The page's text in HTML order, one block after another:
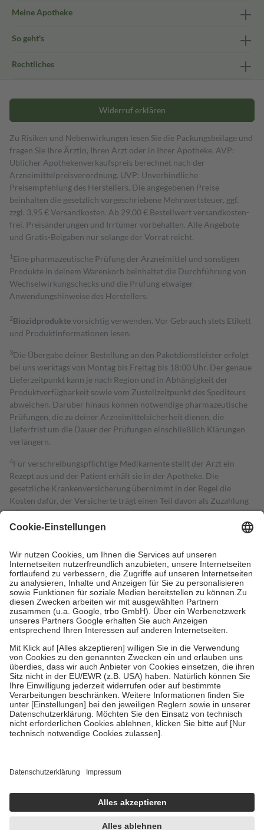
Meine Apotheke
So geht's
Rechtliches
Widerruf erklären
Zu Risiken und Nebenwirkungen lesen Sie die Packungsbeilage und
fragen Sie Ihre Ärztin, Ihren Arzt oder in Ihrer Apotheke. AVP:
Üblicher Apothekenverkaufspreis berechnet nach der
Arzneimittelpreisverordnung. UVP: Unverbindliche
Preisempfehlung des Herstellers. Die angegebenen Preise
beinhalten die gesetzlich vorgeschriebene Mehrwertsteuer, ggf.
zzgl. 3,95 € Versandkosten. Ab 29,00 € Bestell­wert versand­kosten­
frei. Preisänderungen und Irrtümer vorbehalten. Alle Angebote
und Gratis-Beigaben nur solange der Vorrat reicht.
1 Eine pharmazeutische Prüfung der Arzneimittel und sonstigen
Produkte in deinem Warenkorb beinhaltet die Durchführung von
Wechselwirkungschecks und die Prüfung etwaiger
Anwendungshinweise des Herstellers.
2Biozidproduktevorsichtig verwenden. Vor Gebrauch stets Etikett
und Produktinformationen lesen.
3Die Übergabe deiner Bestellung an den Paketdienstleister erfolgt
bei uns werktags von Montag bis Freitag bis 18:00 Uhr. Der genaue
Lieferzeitpunkt kann je nach Region und in Abhängigkeit der
Produktverfügbarkeit sowie vom Zustellzeitpunkt des Spediteurs
abweichen. Darüber hinaus können notwendige pharmazeutische
Prüfungen, die zu deiner Arzneimittelsicherheit dienen, die
Lieferfrist um die Dauer der Prüfungen einschließlich Klärungen
verlängern.
4Für verschreibungspflichtige Medikamente stellt der Arzt ein
Rezept aus und der Patient erhält sie in der Apotheke. Die
gesetzliche Krankenversicherung übernimmt in der Regel die
Kosten dafür, der Versicherte trägt einen Teil davon als Zuzahlung
mit.
Grundsätzlich leisten Mitglieder Zuzahlungen in Höhe von zehn
höchstens zehn Euro.
Es sind jedoch nie mehr als die tatsächlichen
Kosten der Leistung zu entrichten.
Diese Regeln gelten grundsätzlich auch für Online-Apotheken.
Bei Heilmitteln und häuslicher Krankenpflege beträgt die
Zuzahlung zehn Prozent der Kosten sowie zehn Euro je
Verordnung.
Um das Engagement der Versicherten für ihre eigene Gesundheit zu
stärken und die besondere Stellung der Familie zu unterstützen,
fallenkeine Zuzahlungenan bei:
• Kindern und Jugendlichen bis zum vollendeten 18. Lebensjahr
mit Ausnahme der Fahrkosten
• Untersuchungen zur Vorsorge und Früherkennung, die von der
GKV getragen werden
• empfohlenen Schutzimpfungen
• Harn- und Blutteststreifen
getroffen, um sicherzustellen, dass es sich um echte Bewertungen
https://help.etrusted.com/hc/de/articles/4419944605341
Einige Bilder und Inhalte wurden unter Zuhilfenahme künstlicher